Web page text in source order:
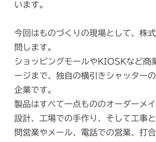
います。
今回はものづくりの現場として、株
問します。
ショッピングモールやKIOSKなど商
ージまで、独自の横引きシャッター
企業です。
製品はすべて一点もののオーダーメ
設計、工場での手作り、そして工事
問営業やメール、電話での営業、打